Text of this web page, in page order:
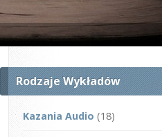
Rodzaje Wykładów
Kazania Audio (18)